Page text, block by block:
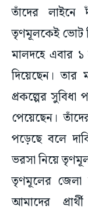
তাঁদের লাইনে
তৃণমূলকেই ভোট
মালদহে এবার
দিয়েছেন। তার
প্রকল্পের সুবিধা
পেয়েছেন।
পড়েছে বলে
ভরসা নিয়ে
তৃণমূলের জেলা
আমাদের